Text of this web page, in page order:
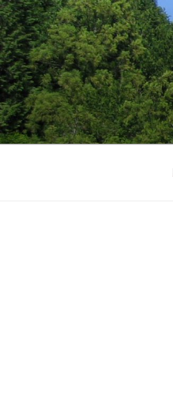
コ
ン
テ
ン
ツ
へ
ス
キ